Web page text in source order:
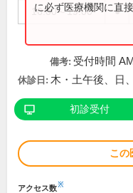
16:00～19:00 ●
に必ず医療機関に直
備考: 受付時間
休診日: 木・土午後、日
初診受付
この
アクセス数※